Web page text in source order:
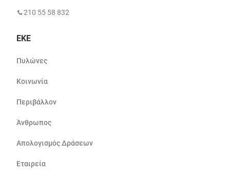
210 55 58 832
ΕΚΕ
Πυλώνες
Κοινωνία
Περιβάλλον
Άνθρωπος
Απολογισμός Δράσεων
Εταιρεία